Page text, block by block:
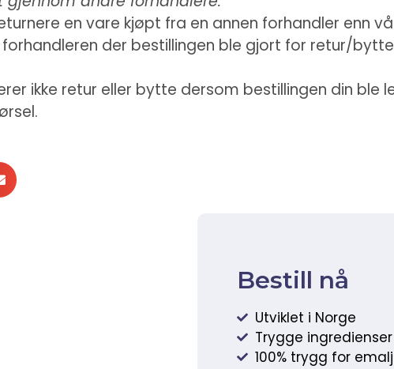
en vare kjøpt fra en annen forhandler enn
der bestillingen ble gjort for retur/
ikke retur eller bytte dersom bestillingen din ble
Bestill nå
Utviklet i Norge
Trygge ingredienser
100% trygg for